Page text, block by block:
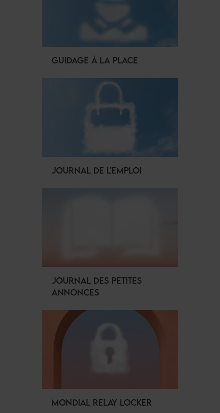
GUIDAGE À LA PLACE
JOURNAL DE L'EMPLOI
JOURNAL DES PETITES
ANNONCES
MONDIAL RELAY LOCKER